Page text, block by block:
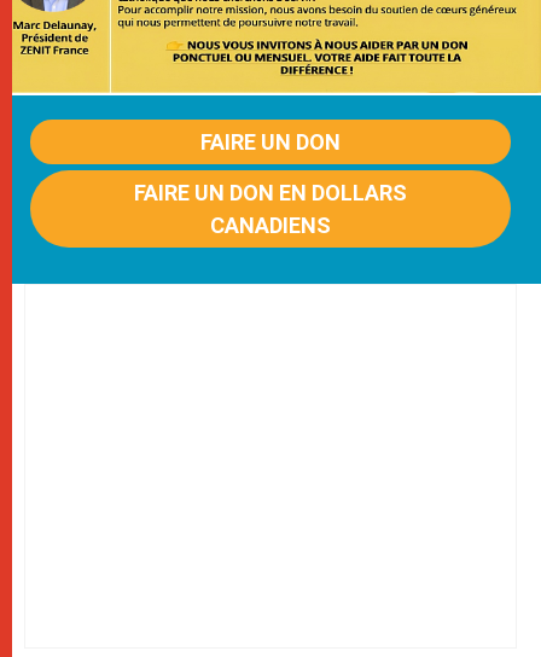
FAIRE UN DON
FAIRE UN DON EN DOLLARS
CANADIENS